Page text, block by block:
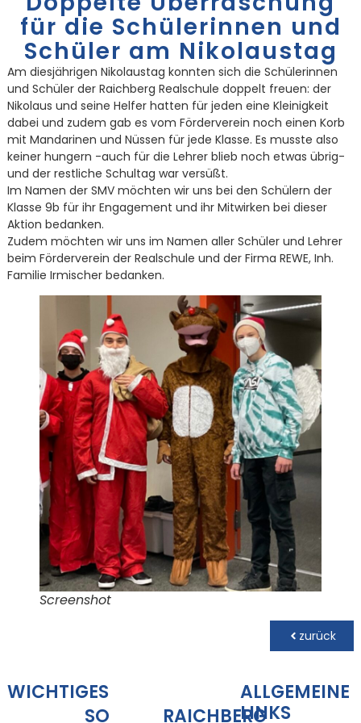
für die Schülerinnen und
Schüler am Nikolaustag
Am diesjährigen Nikolaustag konnten sich die Schülerinnen
und Schüler der Raichberg Realschule doppelt freuen: der
Nikolaus und seine Helfer hatten für jeden eine Kleinigkeit
dabei und zudem gab es vom Förderverein noch einen Korb
mit Mandarinen und Nüssen für jede Klasse. Es musste also
keiner hungern -auch für die Lehrer blieb noch etwas übrig-
und der restliche Schultag war versüßt.
Im Namen der SMV möchten wir uns bei den Schülern der
Klasse 9b für ihr Engagement und ihr Mitwirken bei dieser
Aktion bedanken.
Zudem möchten wir uns im Namen aller Schüler und Lehrer
beim Förderverein der Realschule und der Firma REWE, Inh.
Familie Irmischer bedanken.
Screenshot
zurück
WICHTIGES
SO RAICHBERG
ALLGEMEINE
LINKS